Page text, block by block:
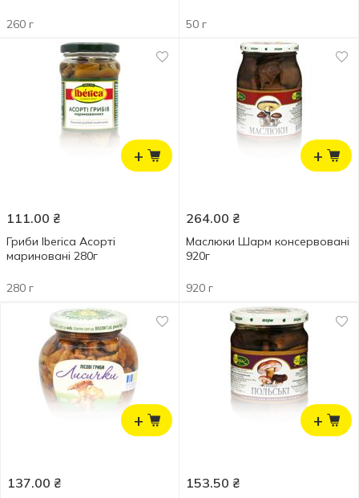
260 г 50 г
+
111.00 ₴
Гриби Iberica Асорті
мариновані 280г
280 г
+
264.00 ₴
Маслюки Шарм консервовані
920г
920 г
+
137.00 ₴
+
153.50 ₴